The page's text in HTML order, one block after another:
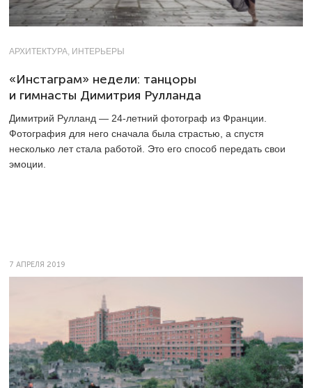
АРХИТЕКТУРА, ИНТЕРЬЕРЫ
«Инстаграм» недели: танцоры
и гимнасты Димитрия Рулланда
Димитрий Рулланд — 24-летний фотограф из Франции.
Фотография для него сначала была страстью, а спустя
несколько лет стала работой. Это его способ передать свои
эмоции.
7 АПРЕЛЯ 2019